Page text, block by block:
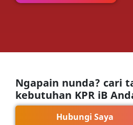
Ngapain nunda? cari
kebutuhan KPR iB
Hubungi Saya